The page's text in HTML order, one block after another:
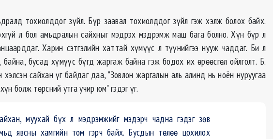
тохиолддог зүйл. Бүр заавал тохиолддог зүйл гэж хэлж болох байх.
л бол амьдралын сайхныг мэдрэх мэдрэмж маш бага болно. Хүн бүр л
Харин сэтгэлийн хаттай хүмүүс л түүнийгээ нууж чаддаг. Би л
байна, бусад хүмүүс бүгд жаргаж байна гэж бодох их өрөөсгөл ойлголт. Б.
хэлсэн сайхан үг байдаг даа, "Зовлон жаргалын аль алинд нь ноён нуруугаа
болж төрсний утга учир юм" гэдэг үг.
муухай бүх л мэдрэмжийг мэдэрч чадна гэдэг зөв
явсны хамгийн том гэрч байх. Бусдын төлөө цохилох